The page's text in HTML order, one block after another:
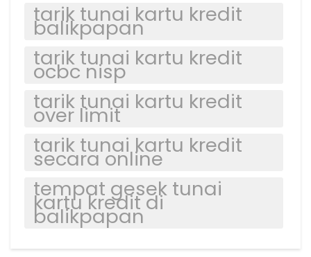
tarik tunai kartu kredit
balikpapan
tarik tunai kartu kredit
ocbc nisp
tarik tunai kartu kredit
over limit
tarik tunai kartu kredit
secara online
tempat gesek tunai
kartu kredit di
balikpapan